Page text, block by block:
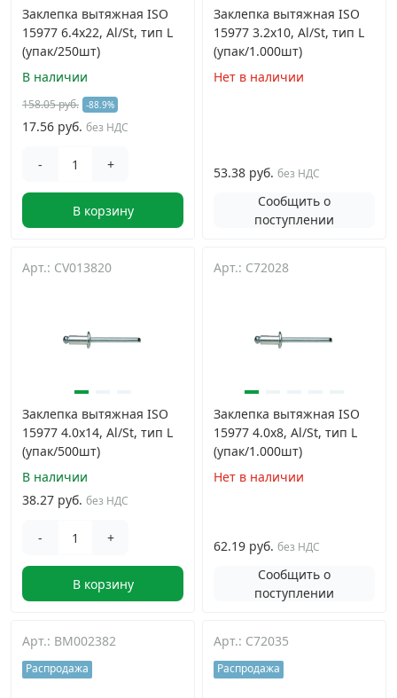
Заклепка вытяжная ISO
15977 6.4х22, Al/St, тип L
(упак/250шт)
В наличии
158.05 руб. -88.9%
17.56 руб. без НДС
- +
В корзину
Заклепка вытяжная ISO
15977 3.2х10, Al/St, тип L
(упак/1.000шт)
Нет в наличии
53.38 руб. без НДС
Сообщить о
поступлении
Арт.: CV013820
Заклепка вытяжная ISO
15977 4.0х14, Al/St, тип L
(упак/500шт)
В наличии
38.27 руб. без НДС
- +
В корзину
Арт.: C72028
Заклепка вытяжная ISO
15977 4.0х8, Al/St, тип L
(упак/1.000шт)
Нет в наличии
62.19 руб. без НДС
Сообщить о
поступлении
Арт.: BM002382
Распродажа
Арт.: C72035
Распродажа